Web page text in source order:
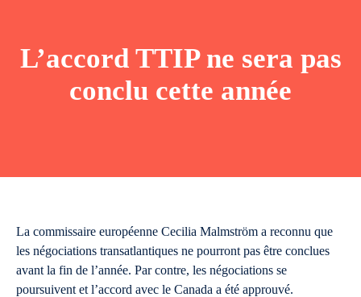
L’accord TTIP ne sera pas
conclu cette année
La commissaire européenne Cecilia Malmström a reconnu que
les négociations transatlantiques ne pourront pas être conclues
avant la fin de l’année. Par contre, les négociations se
poursuivent et l’accord avec le Canada a été approuvé.